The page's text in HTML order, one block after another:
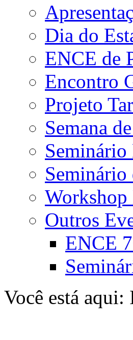
Dia do
ENCE de
Encontro
Projeto
Semana
Seminário
Workshop
Outros
ENCE
Você está aqui: